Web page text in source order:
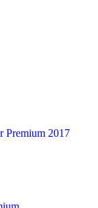
Premium 2017